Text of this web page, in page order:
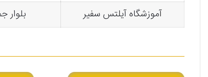
آموزشگاه آیلتس سفیر
بلوار